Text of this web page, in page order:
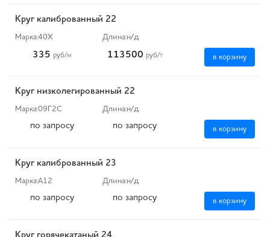
Круг калиброванный 22
Марка:40Х Длина:н/д
335 руб/м 113500 руб/т в корзину
Круг низколегированный 22
Марка:09Г2С Длина:н/д
по запросу по запросу в корзину
Круг калиброванный 23
Марка:А12 Длина:н/д
по запросу по запросу в корзину